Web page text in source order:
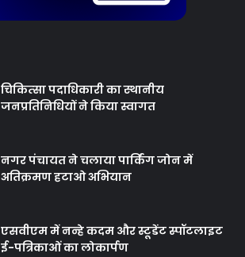
चिकित्‍सा पदाधिकारी का स्थानीय
जनप्रतिनिधियों ने किया स्वागत
नगर पंचायत ने चलाया पार्किंग जोन में
अतिक्रमण हटाओ अभियान
एसवीएम में नन्हे कदम और स्टूडेंट स्पॉटलाइट
ई-पत्रिकाओं का लोकार्पण